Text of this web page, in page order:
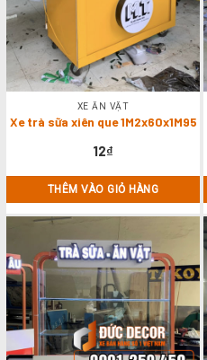
XE ĂN VẶT
Xe trà sữa xiên que 1M2x60x1M95
12₫
THÊM VÀO GIỎ HÀNG